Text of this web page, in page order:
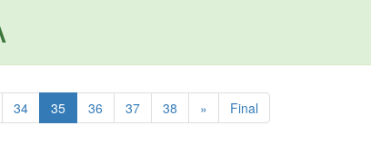
34 35 36 37 38 » Final